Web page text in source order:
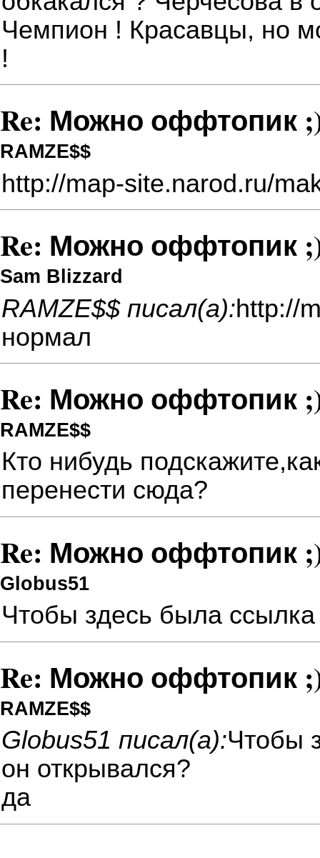
Чемпион ! Красавцы, но
!
Re: Можно оффтопик
RAMZE$$
http://map-site.narod.ru/
Re: Можно оффтопик
Sam Blizzard
RAMZE$$ писал(а):http://
нормал
Re: Можно оффтопик
RAMZE$$
Кто нибудь
перенести сюда?
Re: Можно оффтопик
Globus51
Чтобы здесь была
Re: Можно оффтопик
RAMZE$$
Globus51 писал(а):Чтобы
он открывался?
да